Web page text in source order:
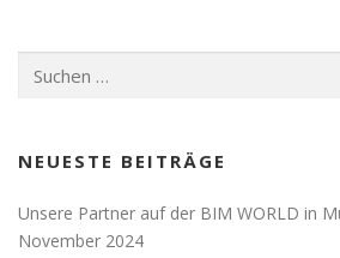
nach:
NEUESTE BEITRÄGE
Unsere Partner auf der BIM WORLD in
November 2024